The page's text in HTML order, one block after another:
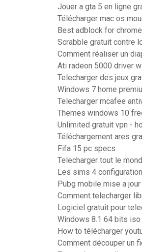
Jouer a gta 5 en ligne
Télécharger mac os
Best adblock for
Scrabble gratuit contre
Comment réaliser un
Ati radeon 5000 driver
Telecharger des jeux
Windows 7 home
Telecharger mcafee
Themes windows 10
Unlimited gratuit vpn -
Téléchargement ares
Fifa 15 pc specs
Telecharger tout le
Les sims 4
Pubg mobile mise a
Comment telecharger
Logiciel gratuit pour
Windows 8.1 64 bits
How to télécharger
Comment découper un